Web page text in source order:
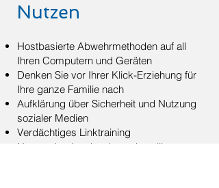
Nutzen
Hostbasierte Abwehrmethoden auf all
Ihren Computern und Geräten
Denken Sie vor Ihrer Klick-Erziehung für
Ihre ganze Familie nach
Aufklärung über Sicherheit und Nutzung
sozialer Medien
Verdächtiges Linktraining
Netzwerkschutzhardware installieren